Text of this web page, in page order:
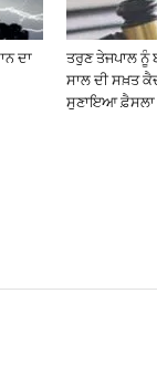
ਦਾ
ਤਰੁਣ ਤੇਜਪਾਲ ਨੂੰ
ਸਾਲ ਦੀ ਸਖ਼ਤ
ਸੁਣਾਇਆ ਫ਼ੈਸਲਾ